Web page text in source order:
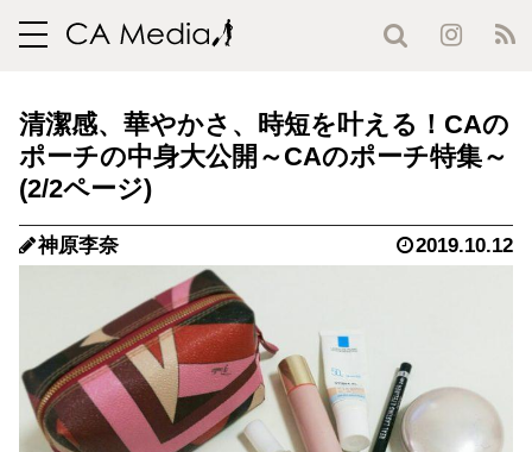
toggle
清潔感、華やかさ、時短を叶える！CAの
ポーチの中身大公開～CAのポーチ特集～
(2/2ページ)
神原李奈 2019.10.12